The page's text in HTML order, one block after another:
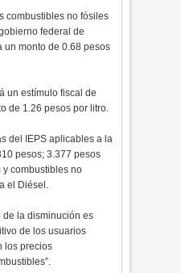
combustibles no fósiles
federal de
un monto de 0.68 pesos
un estímulo fiscal de
de 1.26 pesos por litro.
del IEPS aplicables a la
pesos; 3.377 pesos
combustibles no
el Diésel.
la disminución es
de los usuarios
los precios